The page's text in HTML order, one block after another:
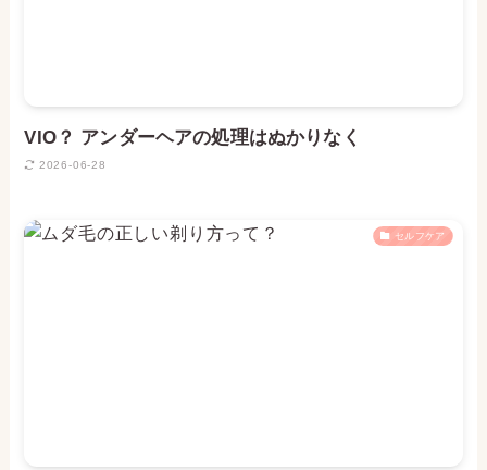
VIO？ アンダーヘアの処理はぬかりなく
2026-06-28
セルフケア